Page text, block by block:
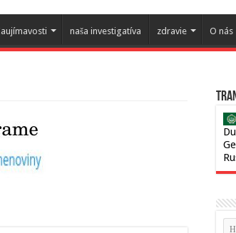
naša investigatíva zdravie O nás